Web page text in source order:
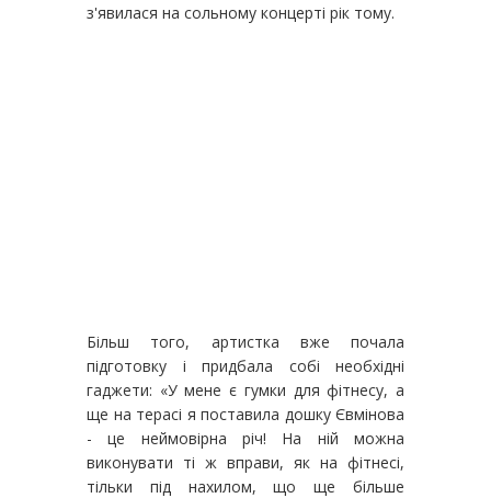
з'явилася на сольному концерті рік тому.
Більш того, артистка вже почала
підготовку і придбала собі необхідні
гаджети: «У мене є гумки для фітнесу, а
ще на терасі я поставила дошку Євмінова
- це неймовірна річ! На ній можна
виконувати ті ж вправи, як на фітнесі,
тільки під нахилом, що ще більше